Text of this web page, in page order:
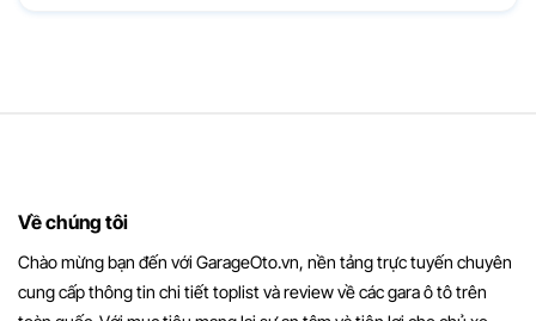
Về chúng tôi
Chào mừng bạn đến với GarageOto.vn, nền tảng trực tuyến chuyên
cung cấp thông tin chi tiết toplist và review về các gara ô tô trên